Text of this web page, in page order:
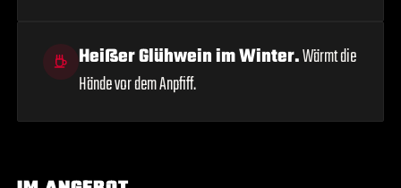
Heißer Glühwein im Winter.Wärmt die
Hände vor dem Anpfiff.